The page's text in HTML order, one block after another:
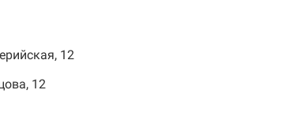
12
12